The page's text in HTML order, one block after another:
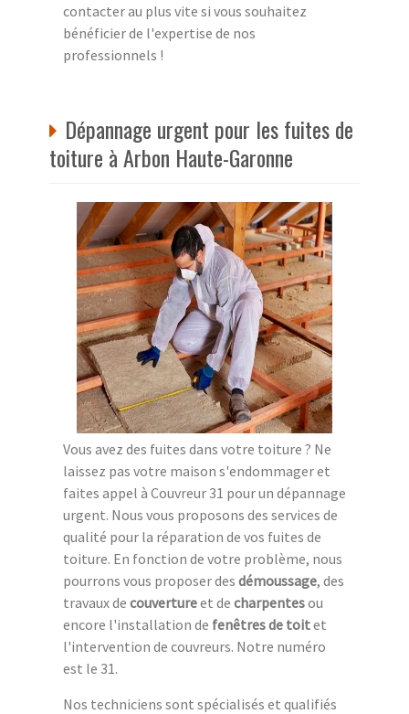
contacter au plus vite si vous souhaitez
bénéficier de l'expertise de nos
professionnels !
Dépannage urgent pour les fuites de
toiture à Arbon Haute-Garonne
Vous avez des fuites dans votre toiture ? Ne
laissez pas votre maison s'endommager et
faites appel à Couvreur 31 pour un dépannage
urgent. Nous vous proposons des services de
qualité pour la réparation de vos fuites de
toiture. En fonction de votre problème, nous
pourrons vous proposer des démoussage, des
travaux de couvertureet de charpentesou
encore l'installation de fenêtres de toitet
l'intervention de couvreurs. Notre numéro
est le 31.
Nos techniciens sont spécialisés et qualifiés